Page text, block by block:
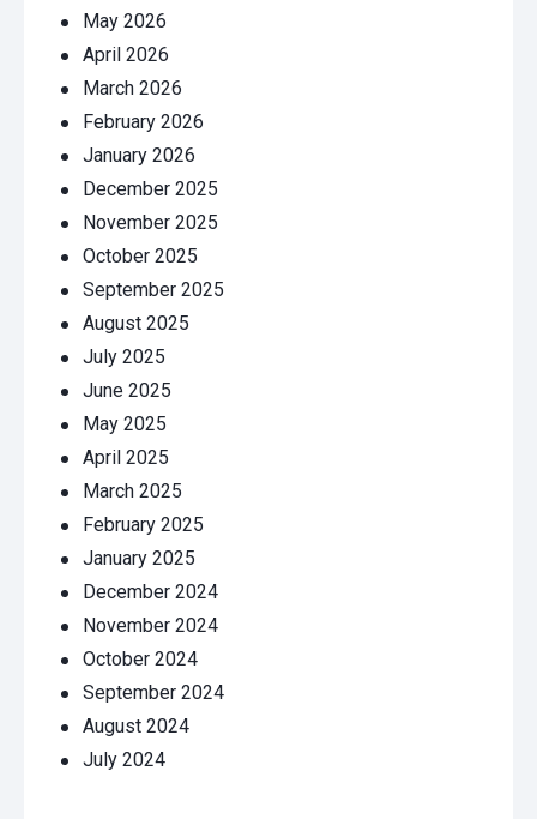
May 2026
April 2026
March 2026
February 2026
January 2026
December 2025
November 2025
October 2025
September 2025
August 2025
July 2025
June 2025
May 2025
April 2025
March 2025
February 2025
January 2025
December 2024
November 2024
October 2024
September 2024
August 2024
July 2024